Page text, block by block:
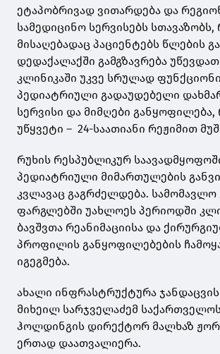
ეტაპობრივად ვითარდება და
სამედიცინო სერვისებს
მისაღებადაც პაციენტებს წლების
დედაქალაქში გამგზავრება
კლინიკაში უკვე სრულად
პედიატრიული გადაუდებელი
სერვისი და მიმღები
უწყვეტი – 24-საათიანი რეჟიმით
რუხის რესპუბლიკურ
პედიატრიული მიმართულების
კვლავაც გაგრძელდება. სამომავლო
ფარგლებში უახლოეს პერიოდში
ბავშვთა რეანიმაციისა და
პროფილის განყოფილებების
იგეგმება.
ახალი ინფრასტრუქტურა
მიხეილ სარჯველაძემ
ჰოლდინგის დირექტორ მალხაზ
ერთად დაათვალიერა.